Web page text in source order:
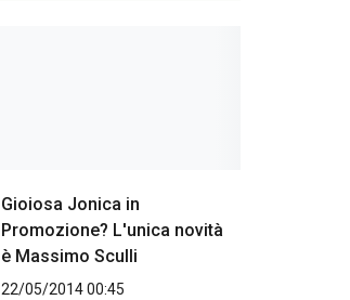
Gioiosa Jonica in
Promozione? L'unica novità
è Massimo Sculli
22/05/2014 00:45